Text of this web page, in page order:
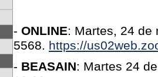
- ONLINE: Martes, 24 de
5568. https://
- BEASAIN: Martes 24